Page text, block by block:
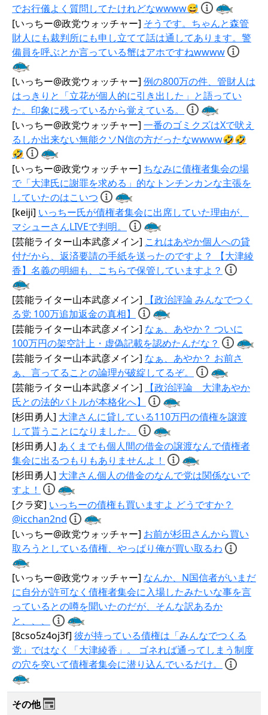
でお行儀よく質問してたけれどなwwww😅
[いっちー@政党ウォッチャー] そうです。ちゃんと森管
財人にも裁判所にも申し立てて話は通してあります。警
備員を呼ぶとか言っている蟹はアホですねwwww
[いっちー@政党ウォッチャー] 例の800万の件、管財人は
はっきりと「立花が個人的に引き出した」と語ってい
た。印象に残っているから覚えている。
[いっちー@政党ウォッチャー] 一番のゴミクズはXで吠え
るしか出来ない無能クソN信の方だったなwwww🤣🤣
🤣
[いっちー@政党ウォッチャー] ちなみに債権者集会の場
で「大津氏に謝罪を求める」的なトンチンカンな主張を
していたのはこいつ
[keiji] いっちー氏が債権者集会に出席していた理由が、
マシューさんLIVEで判明。
[芸能ライター山本武彦メイン] これはあやか個人への貸
付だから、返済要請の手紙を送ったのですよ？ 【大津綾
香】名義の明細も、こちらで保管していますよ？
[芸能ライター山本武彦メイン]
【政治評論 みんなでつく
る党 100万追加返金の真相】
[芸能ライター山本武彦メイン] なぁ、あやか？ ついに
100万円の架空計上・虚偽記載を認めたんだな？
[芸能ライター山本武彦メイン] なぁ、あやか？ お前さ
ぁ、言ってることの論理が破綻してるぞ。
[芸能ライター山本武彦メイン]
【政治評論 大津あやか
氏との法的バトルが本格化へ】
[杉田勇人] 大津さんに貸している110万円の債権を譲渡
して貰うことになりました。
[杉田勇人] あくまでも個人間の借金の譲渡なんで債権者
集会に出るつもりもありませんよ！
[杉田勇人] 大津さん個人の借金のなんで党は関係ないで
すよ！
[クラ変] いっちーの債権も買いますよ どうですか？
@icchan2nd
[いっちー@政党ウォッチャー] お前が杉田さんから買い
取ろうとしている債権、やっぱり俺が買い取るわ
[いっちー@政党ウォッチャー] なんか、N国信者がいまだ
に自分が許可なく債権者集会に入場したみたいな事を言
っているとの噂を聞いたのだが、そんな訳あるか
と、、、
[8cso5z4oj3f] 彼が持っている債権は「みんなでつくる
党」ではなく「大津綾香」。 ゴネれば通ってしまう制度
の穴を突いて債権者集会に潜り込んでいるだけ。
その他